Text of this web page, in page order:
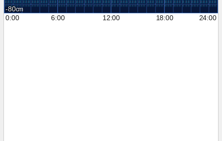
-80
0:00
6:00 12:00 18:00 24:00